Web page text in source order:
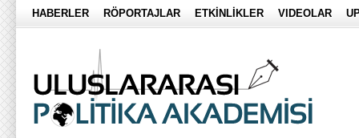
HABERLER RÖPORTAJLAR ETKİNLİKLER VIDEOLAR